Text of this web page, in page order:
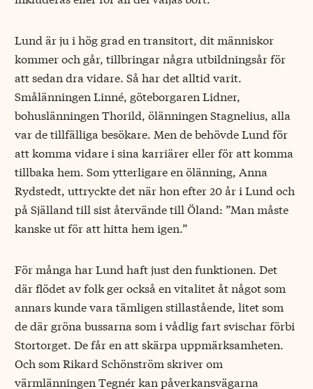
Lund är ju i hög grad en transitort, dit människor
kommer och går, tillbringar några utbildningsår för
att sedan dra vidare. Så har det alltid varit.
Smålänningen Linné, göteborgaren Lidner,
bohuslänningen Thorild, ölänningen Stagnelius, alla
var de tillfälliga besökare. Men de behövde Lund för
att komma vidare i sina karriärer eller för att komma
tillbaka hem. Som ytterligare en ölänning, Anna
Rydstedt, uttryckte det när hon efter 20 år i Lund och
på Själland till sist återvände till Öland: ”Man måste
kanske ut för att hitta hem igen.”
För många har Lund haft just den funktionen. Det
där flödet av folk ger också en vitalitet åt något som
annars kunde vara tämligen stillastående, litet som
de där gröna bussarna som i vådlig fart svischar förbi
Stortorget. De får en att skärpa uppmärksamheten.
Och som Rikard Schönström skriver om
värmlänningen Tegnér kan påverkansvägarna